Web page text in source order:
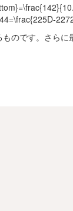
のです。さら